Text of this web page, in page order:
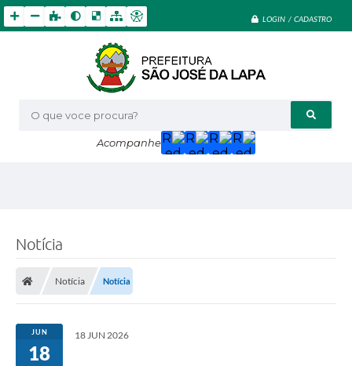
LOGIN / CADASTRO
O que voce procura?
Acompanhe
Notícia
Notícia Notícia
JUN
18
18 JUN 2026